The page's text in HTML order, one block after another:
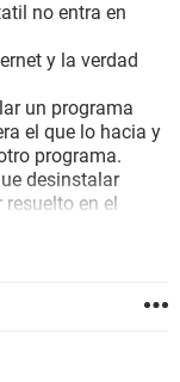
no entra en
y la verdad
un programa
el que lo hacia y
programa.
desinstalar
en el
deberia quedar